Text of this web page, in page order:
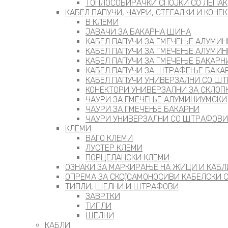
ТОПЛОСОБИРАЧКИ СПОЈКИ СО ЛЕПАК
КАБЕЛ ПАПУЧИ, ЧАУРИ, СТЕГАЛКИ И
В КЛЕМИ
ЈАВАЧИ ЗА БАКАРНА ШИНА
КАБЕЛ ПАПУЧИ ЗА ГМЕЧЕЊЕ
КАБЕЛ ПАПУЧИ ЗА ГМЕЧЕЊЕ
КАБЕЛ ПАПУЧИ ЗА ГМЕЧЕЊЕ
КАБЕЛ ПАПУЧИ ЗА ШТРАФЕЊЕ
КАБЕЛ ПАПУЧИ УНИВЕРЗАЛНИ СО
КОНЕКТОРИ УНИВЕРЗАЛНИ ЗА
ЧАУРИ ЗА ГМЕЧЕЊЕ АЛУМИНИУМСКИ
ЧАУРИ ЗА ГМЕЧЕЊЕ БАКАРНИ
ЧАУРИ УНИВЕРЗАЛНИ СО
КЛЕМИ
ВАГО КЛЕМИ
ЛУСТЕР КЛЕМИ
ПОРЦЕЛАНСКИ КЛЕМИ
ОЗНАКИ ЗА МАРКИРАЊЕ НА ЖИЦИ И
ОПРЕМА ЗА СКС(САМОНОСИВИ КАБЕЛСКИ
ТИПЛИ, ШЕЛНИ И ШТРАФОВИ
ЗАВРТКИ
ТИПЛИ
ШЕЛНИ
КАБЛИ